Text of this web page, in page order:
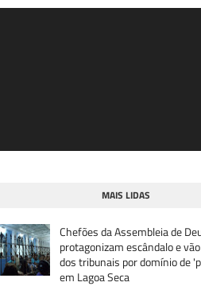
MAIS LIDAS
Chefões da Assembleia de
protagonizam escândalo e
dos tribunais por domínio de
em Lagoa Seca